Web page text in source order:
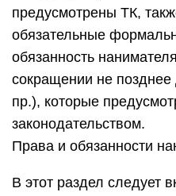
предусмотрены ТК,
обязательные
обязанность
сокращении не позднее
пр.), которые
законодательством.
Права и обязанности
В этот раздел следует